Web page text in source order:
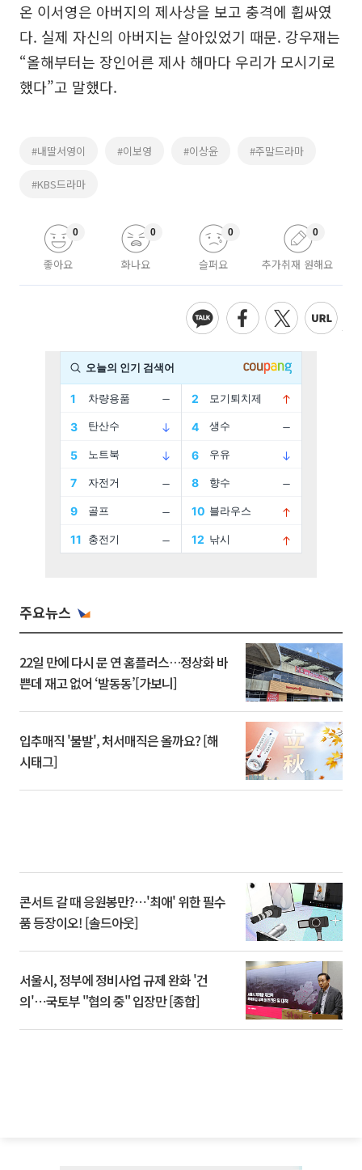
온 이서영은 아버지의 제사상을 보고 충격에 휩싸였
다. 실제 자신의 아버지는 살아있었기 때문. 강우재는
“올해부터는 장인어른 제사 해마다 우리가 모시기로
했다”고 말했다.
#내딸서영이 #이보영 #이상윤 #주말드라마
#KBS드라마
좋아요
0
화나요
0
슬퍼요
0
추가취재 원해요
0
주요뉴스
22일 만에 다시 문 연 홈플러스…정상화 바
쁜데 재고 없어 ‘발동동’[가보니]
입추매직 '불발', 처서매직은 올까요? [해
시태그]
콘서트 갈 때 응원봉만?⋯'최애' 위한 필수
품 등장이오! [솔드아웃]
서울시, 정부에 정비사업 규제 완화 '건
의'⋯국토부 "협의 중" 입장만 [종합]